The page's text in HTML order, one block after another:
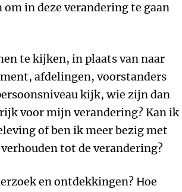
in deze verandering te gaan
te kijken, in plaats van naar
afdelingen, voorstanders
kijk, wie zijn dan
voor mijn verandering? Kan ik
of ben ik meer bezig met
tot de verandering?
en ontdekkingen? Hoe